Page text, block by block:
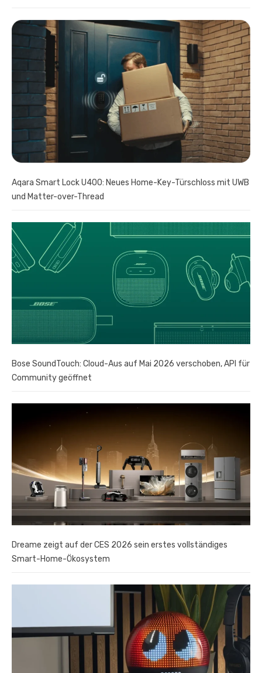
Aqara Smart Lock U400: Neues Home-Key-Türschloss mit UWB
und Matter-over-Thread
Bose SoundTouch: Cloud-Aus auf Mai 2026 verschoben, API für
Community geöffnet
Dreame zeigt auf der CES 2026 sein erstes vollständiges
Smart-Home-Ökosystem